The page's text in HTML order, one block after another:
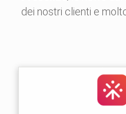
dei nostri clienti e